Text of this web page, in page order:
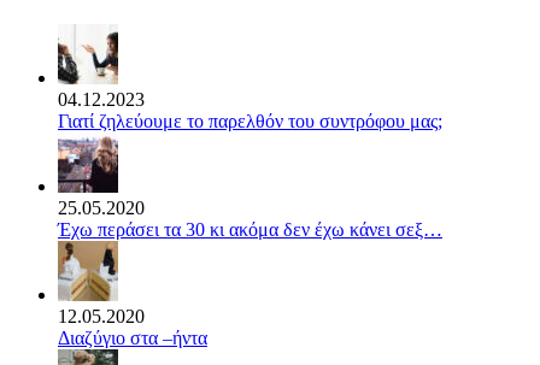
04.12.2023
Γιατί ζηλεύουμε το παρελθόν του συντρόφου μας;
25.05.2020
Έχω περάσει τα 30 κι ακόμα δεν έχω κάνει σεξ…
12.05.2020
Διαζύγιο στα –ήντα